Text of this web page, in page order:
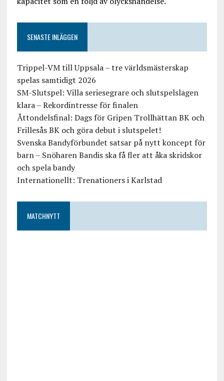
SENASTE INLÄGGEN
Trippel-VM till Uppsala – tre världsmästerskap
spelas samtidigt 2026
SM-Slutspel: Villa seriesegrare och slutspelslagen
klara – Rekordintresse för finalen
Åttondelsfinal: Dags för Gripen Trollhättan BK och
Frillesås BK och göra debut i slutspelet!
Svenska Bandyförbundet satsar på nytt koncept för
barn – Snöharen Bandis ska få fler att åka skridskor
och spela bandy
Internationellt: Trenationers i Karlstad
MATCHNYTT